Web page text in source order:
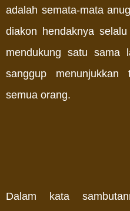
adalah semata-mata
diakon hendaknya
mendukung satu sama
sanggup
semua orang.
Dalam kata